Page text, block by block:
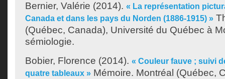
Bernier, Valérie (2014). « La représentation
Canada et dans les pays du Norden (1886-1915) »
(Québec, Canada), Université du Québec à
sémiologie.
Bobier, Florence (2014). « Couleur fauve ; suivi
quatre tableaux » Mémoire. Montréal (Québec,